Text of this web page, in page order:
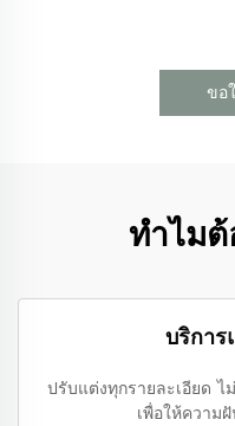
ขอ
ทำไมต้
บริการ
ปรับแต่งทุกรายละเอียด
เพื่อให้ความ